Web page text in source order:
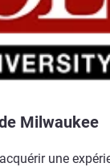
Milwaukee
une